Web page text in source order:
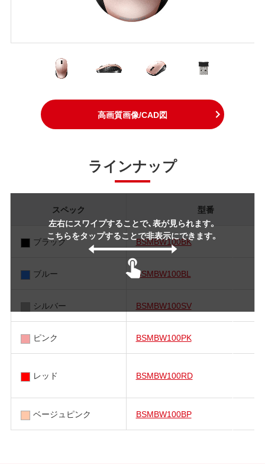
高画質画像/CAD図
ラインナップ
左右にスワイプすることで、表が見られます。
こちらをタップすることで非表示にできます。
スペック 型番
ブラック BSMBW100BK
ブルー BSMBW100BL
シルバー BSMBW100SV
ピンク BSMBW100PK
レッド BSMBW100RD
ベージュピンク BSMBW100BP